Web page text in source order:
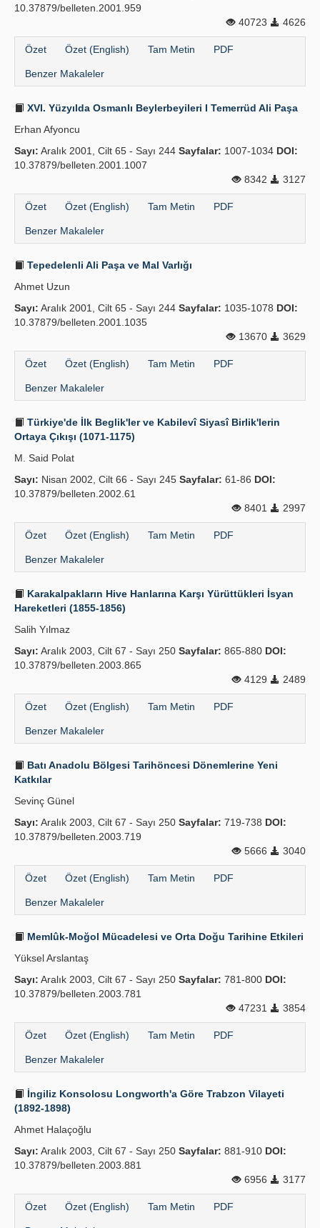
10.37879/belleten.2001.959
40723
4626
Özet Özet (English) Tam Metin PDF
Benzer Makaleler
XVI. Yüzyılda Osmanlı Beylerbeyileri I Temerrüd Ali Paşa
Erhan Afyoncu
Sayı: Aralık 2001, Cilt 65 - Sayı 244 Sayfalar: 1007-1034 DOI:
10.37879/belleten.2001.1007
8342
3127
Özet Özet (English) Tam Metin PDF
Benzer Makaleler
Tepedelenli Ali Paşa ve Mal Varlığı
Ahmet Uzun
Sayı: Aralık 2001, Cilt 65 - Sayı 244 Sayfalar: 1035-1078 DOI:
10.37879/belleten.2001.1035
13670
3629
Özet Özet (English) Tam Metin PDF
Benzer Makaleler
Türkiye'de İlk Beglik'ler ve Kabilevî Siyasî Birlik'lerin
Ortaya Çıkışı (1071-1175)
M. Said Polat
Sayı: Nisan 2002, Cilt 66 - Sayı 245 Sayfalar: 61-86 DOI:
10.37879/belleten.2002.61
8401
2997
Özet Özet (English) Tam Metin PDF
Benzer Makaleler
Karakalpakların Hive Hanlarına Karşı Yürüttükleri İsyan
Hareketleri (1855-1856)
Salih Yılmaz
Sayı: Aralık 2003, Cilt 67 - Sayı 250 Sayfalar: 865-880 DOI:
10.37879/belleten.2003.865
4129
2489
Özet Özet (English) Tam Metin PDF
Benzer Makaleler
Batı Anadolu Bölgesi Tarihöncesi Dönemlerine Yeni
Katkılar
Sevinç Günel
Sayı: Aralık 2003, Cilt 67 - Sayı 250 Sayfalar: 719-738 DOI:
10.37879/belleten.2003.719
5666
3040
Özet Özet (English) Tam Metin PDF
Benzer Makaleler
Memlûk-Moğol Mücadelesi ve Orta Doğu Tarihine Etkileri
Yüksel Arslantaş
Sayı: Aralık 2003, Cilt 67 - Sayı 250 Sayfalar: 781-800 DOI:
10.37879/belleten.2003.781
47231
3854
Özet Özet (English) Tam Metin PDF
Benzer Makaleler
İngiliz Konsolosu Longworth'a Göre Trabzon Vilayeti
(1892-1898)
Ahmet Halaçoğlu
Sayı: Aralık 2003, Cilt 67 - Sayı 250 Sayfalar: 881-910 DOI:
10.37879/belleten.2003.881
6956
3177
Özet Özet (English) Tam Metin PDF